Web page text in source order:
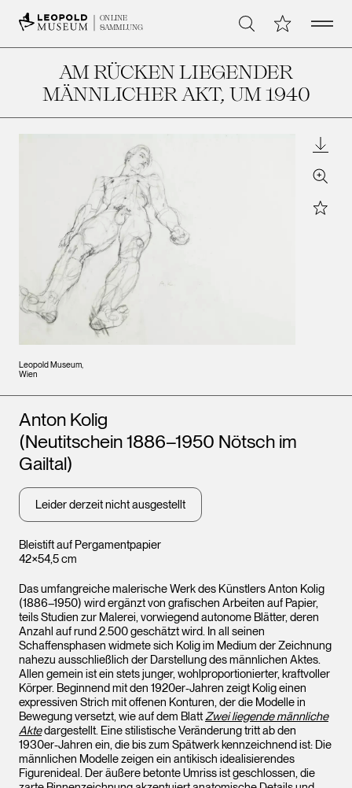
ONLINE
SAMMLUNG
Suche Meine Open
AM RÜCKEN LIEGENDER
MÄNNLICHER AKT, UM 1940
Leopold Museum,
Wien
Zoom
Star
Bleistift auf Pergamentpapier
42×54,5 cm
Künstler*innen
Anton Kolig
(Neutitschein 1886–1950 Nötsch im
Gailtal)
Leider derzeit nicht ausgestellt
Das umfangreiche malerische Werk des Künstlers Anton Kolig
(1886–1950) wird ergänzt von grafischen Arbeiten auf Papier,
teils Studien zur Malerei, vorwiegend autonome Blätter, deren
Anzahl auf rund 2.500 geschätzt wird. In all seinen
Schaffensphasen widmete sich Kolig im Medium der Zeichnung
nahezu ausschließlich der Darstellung des männlichen Aktes.
Allen gemein ist ein stets junger, wohlproportionierter, kraftvoller
Körper. Beginnend mit den 1920er-Jahren zeigt Kolig einen
expressiven Strich mit offenen Konturen, der die Modelle in
Bewegung versetzt, wie auf dem BlattZwei liegende männliche
Aktedargestellt. Eine stilistische Veränderung tritt ab den
1930er-Jahren ein, die bis zum Spätwerk kennzeichnend ist: Die
männlichen Modelle zeigen ein antikisch idealisierendes
Figurenideal. Der äußere betonte Umriss ist geschlossen, die